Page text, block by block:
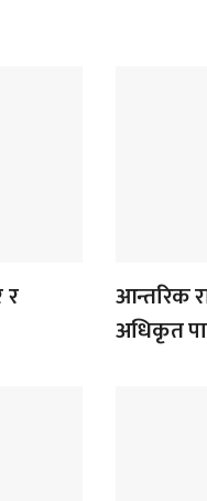
आन्तरिक
अधिकृत